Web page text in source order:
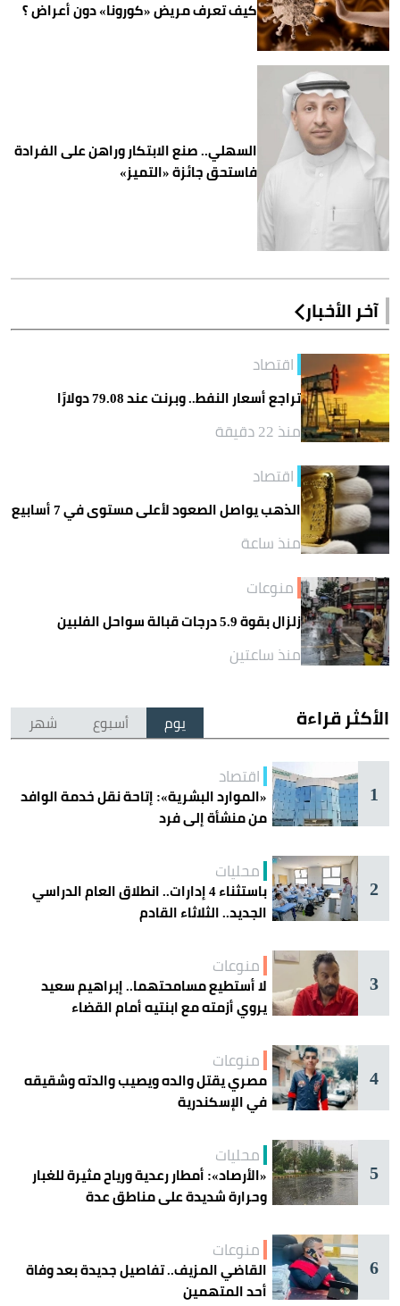
كيف تعرف مريض «كورونا» دون أعراض ؟
السهلي.. صنع الابتكار وراهن على الفرادة
فاستحق جائزة «التميز»
آخر الأخبار
اقتصاد
تراجع أسعار النفط.. وبرنت عند 79.08 دولارًا
منذ 22 دقيقة
اقتصاد
الذهب يواصل الصعود لأعلى مستوى في 7 أسابيع
منذ ساعة
منوعات
زلزال بقوة 5.9 درجات قبالة سواحل الفلبين
منذ ساعتين
الأكثر قراءة يوم أسبوع شهر
1
اقتصاد
«الموارد البشرية»: إتاحة نقل خدمة الوافد
من منشأة إلى فرد
2
محليات
باستثناء 4 إدارات.. انطلاق العام الدراسي
الجديد.. الثلاثاء القادم
3
منوعات
لا أستطيع مسامحتهما.. إبراهيم سعيد
يروي أزمته مع ابنتيه أمام القضاء
4
منوعات
مصري يقتل والده ويصيب والدته وشقيقه
في الإسكندرية
5
محليات
«الأرصاد»: أمطار رعدية ورياح مثيرة للغبار
وحرارة شديدة على مناطق عدة
6
منوعات
القاضي المزيف.. تفاصيل جديدة بعد وفاة
أحد المتهمين